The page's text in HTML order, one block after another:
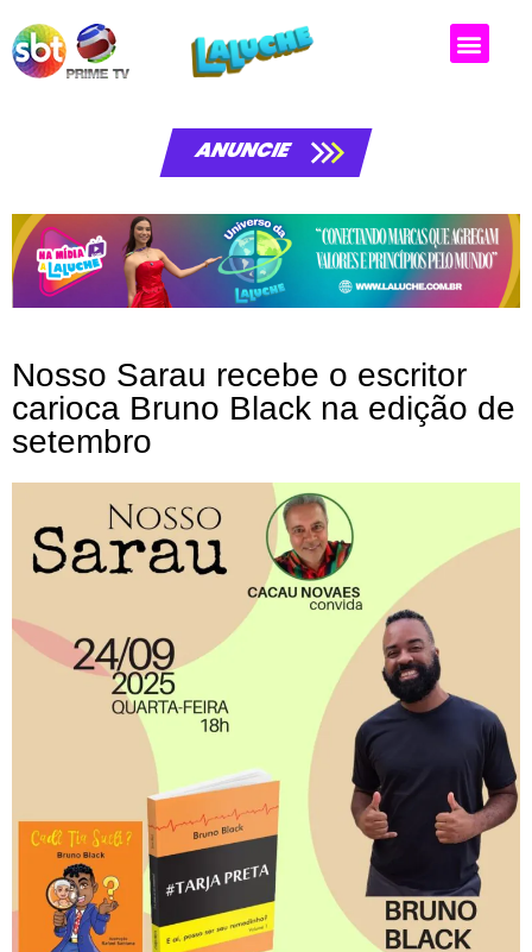
ANUNCIE
Nosso Sarau recebe o escritor
carioca Bruno Black na edição de
setembro